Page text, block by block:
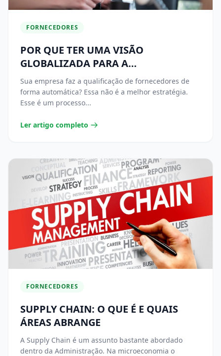
FORNECEDORES
POR QUE TER UMA VISÃO
GLOBALIZADA PARA A
QUALIFICAÇÃO DE FORNECEDORES?
Sua empresa faz a qualificação de fornecedores de
forma automática? Essa não é a melhor estratégia.
Esse é um processo...
Ler artigo completo
FORNECEDORES
SUPPLY CHAIN: O QUE É E QUAIS
ÁREAS ABRANGE
A Supply Chain é um assunto bastante abordado
dentro da Administração. Na microeconomia o